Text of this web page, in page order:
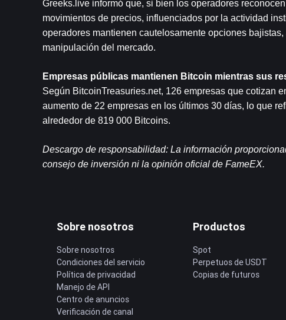
Greeks.live informó que, si bien los operadores
movimientos de precios, influenciados por la actividad
operadores mantienen cautelosamente opciones
manipulación del mercado.
Empresas públicas mantienen Bitcoin mientras sus
Según BitcoinTreasuries.net, 126 empresas que cotizan
aumento de 22 empresas en los últimos 30 días, lo que
alrededor de 819 000 Bitcoins.
Descargo de responsabilidad: La información
consejo de inversión ni la opinión oficial de FameEX.
Sobre nosotros
Sobre nosotros
Condiciones del servicio
Política de privacidad
Manejo de API
Centro de anuncios
Verificación de canal
Productos
Spot
Perpetuos de USDT
Copias de futuros